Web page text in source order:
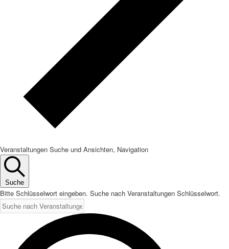
Veranstaltungen Suche und Ansichten, Navigation
Suche
Bitte Schlüsselwort eingeben. Suche nach Veranstaltungen Schlüsselwort.